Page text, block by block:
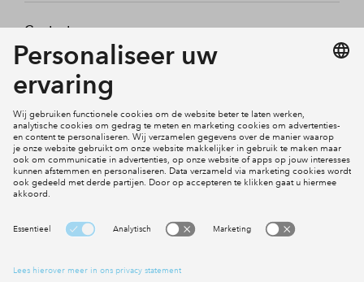
Contact
Mijn profiel
Social Media
Cookies